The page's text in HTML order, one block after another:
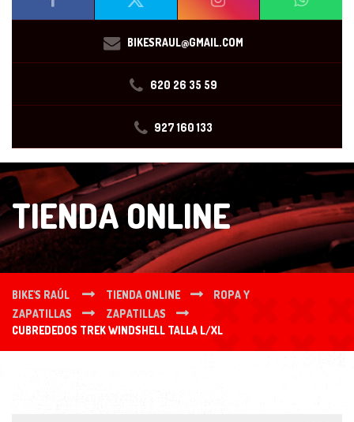
BIKESRAUL@GMAIL.COM
620 26 35 59
927 160 133
TIENDA ONLINE
BIKE'S RAÚL TIENDA ONLINE
ROPA Y
ZAPATILLAS
ZAPATILLAS
CUBREDEDOS TREK WINDSHELL TALLA L/XL